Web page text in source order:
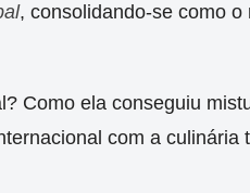
, consolidando-se como o
Como ela conseguiu
com a culinária